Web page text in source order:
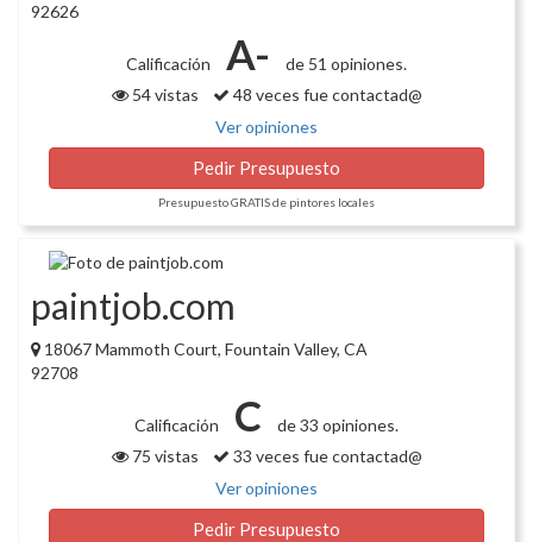
92626
Calificación A-
de 51 opiniones.
54 vistas
48 veces fue contactad@
Ver opiniones
Pedir Presupuesto
Presupuesto GRATIS de pintores locales
paintjob.com
18067 Mammoth Court, Fountain Valley, CA
92708
Calificación C
de 33 opiniones.
75 vistas
33 veces fue contactad@
Ver opiniones
Pedir Presupuesto